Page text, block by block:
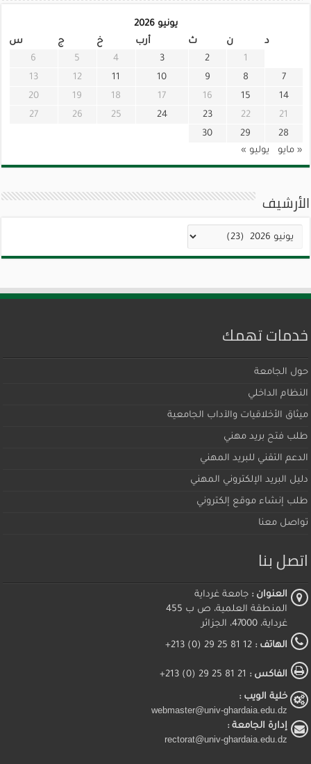
يونيو 2026
د
ن ث أرب خ ج
س
1
2
3
4
5
6
7
8
9
10
11
12
13
14
15
16
17
18
19
20
21
22
23
24
25
26
27
28
29
30
« مايو
يوليو »
الأرشيف
الأرشيف
خدمات تهمك
حول الجامعة
النظام الداخلي
ميثاق اﻷخلاقيات والآداب الجامعية
طلب فتح بريد مهني
الدعم التقني للبريد المهني
دليل البريد الإلكتروني المهني
طلب إنشاء موقع إلكتروني
تواصل معنا
اتصل بنا
العنوان : جامعة غرداية
المنطقة العلمية، ص ب 455
غرداية، 47000، الجزائر
الهاتف : 12 81 25 29 (0) 213+
الفاكس :
خلية الويب :
webmaster@univ-ghardaia.edu.dz
إدارة الجامعة :
rectorat@univ-ghardaia.edu.dz